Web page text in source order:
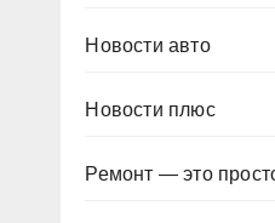
Новости авто
Новости плюс
Ремонт — это